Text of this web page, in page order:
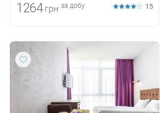
1264 грн за добу 15